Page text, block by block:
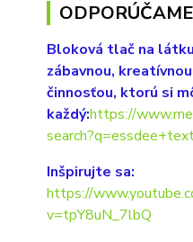
ODPORÚČAME
Bloková tlač na
zábavnou,
činnosťou, ktorú si
každý:https://
Inšpirujte sa:
https://
v=tpY8uN_7lbQ